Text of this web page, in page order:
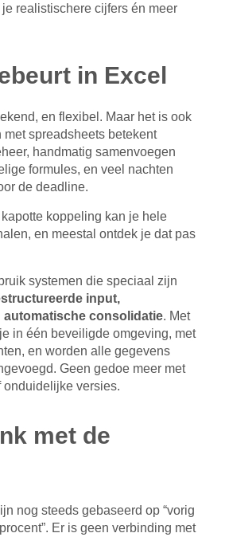
realistischere cijfers én meer
in Excel
en flexibel. Maar het is ook
met spreadsheets betekent
handmatig samenvoegen
formules, en veel nachten
de deadline.
koppeling kan je hele
en meestal ontdek je dat pas
systemen die speciaal zijn
input,
automatische consolidatie. Met
in één beveiligde omgeving, met
en worden alle gegevens
Geen gedoe meer met
onduidelijke versies.
met de
nog steeds gebaseerd op “vorig
Er is geen verbinding met